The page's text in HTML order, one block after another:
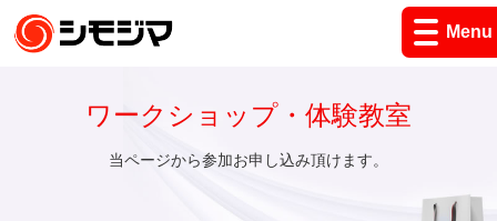
Menu
ワークショップ・体験教室
当ページから参加お申し込み頂けます。